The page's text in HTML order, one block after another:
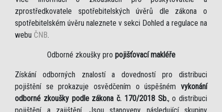
zprostředkovatele spotřebitelských úvěrů dle zákona o
spotřebitelském úvěru naleznete v sekci Dohled a regulace na
webu ČNB.
Odborné zkoušky pro pojišťovací makléře
Získání odborných znalostí a dovedností pro distribuci
pojištění se prokazuje osvědčením o úspěšném vykonání
odborné zkoušky podle zákona č. 170/2018 Sb., o distribuci